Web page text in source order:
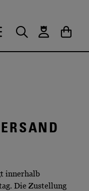
Onlineshop
öffnen
Suche
innerhalb
Die Zustellung